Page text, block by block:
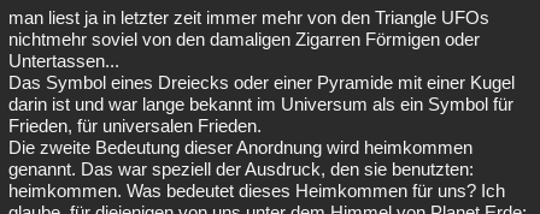
man liest ja in letzter zeit immer mehr von den Triangle UFOs
nichtmehr soviel von den damaligen Zigarren Förmigen oder
Untertassen...
Das Symbol eines Dreiecks oder einer Pyramide mit einer Kugel
darin ist und war lange bekannt im Universum als ein Symbol für
Frieden, für universalen Frieden.
Die zweite Bedeutung dieser Anordnung wird heimkommen
genannt. Das war speziell der Ausdruck, den sie benutzten:
heimkommen. Was bedeutet dieses Heimkommen für uns? Ich